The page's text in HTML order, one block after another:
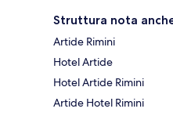
Struttura nota
Artide Rimini
Hotel Artide
Hotel Artide Rimini
Artide Hotel Rimini